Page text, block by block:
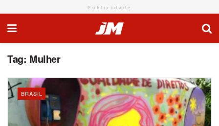
Publicidade
Tag: Mulher
BRASIL